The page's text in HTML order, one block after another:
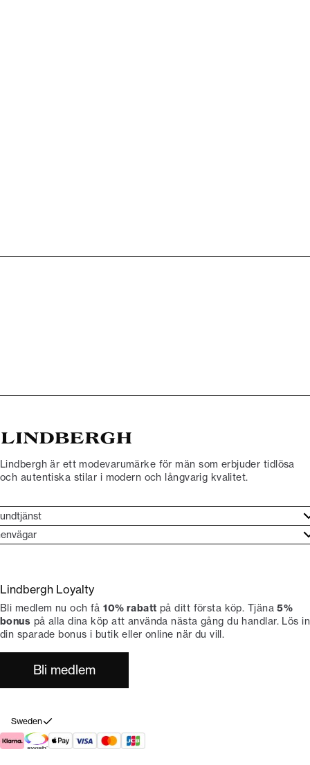
Lindbergh är ett modevarumärke för män som erbjuder tidlösa
och autentiska stilar i modern och långvarig kvalitet.
köp
Lindbergh-ambassadör
Lindbergh Loyalty
Bli medlem nu och få10% rabatt på ditt första köp. Tjäna5%
bonus på alla dina köp att använda nästa gång du handlar. Lös in
din sparade bonus i butik eller online när du vill.
Bli medlem
Sweden